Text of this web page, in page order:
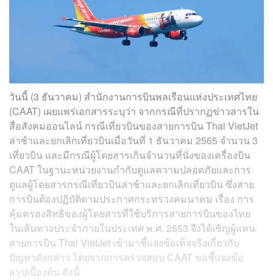
วันนี้ (3 ธันวาคม) สำนักงานการบินพลเรือนแห่งประเทศไทย
(CAAT) เผยแพร่เอกสารระบุว่า จากกรณีที่ปรากฏข่าวสารใน
สื่อสังคมออนไลน์ กรณีเที่ยวบินของสายการบิน Thai VietJet
ล่าช้าและยกเลิกเที่ยวบินเมื่อวันที่ 1 ธันวาคม 2565 จำนวน 3
เที่ยวบิน และมีกรณีผู้โดยสารเกินจำนวนที่นั่งของเครื่องบิน
CAAT ในฐานะหน่วยงานกำกับดูแลความปลอดภัยและการ
ดูแลผู้โดยสารกรณีเที่ยวบินล่าช้าและยกเลิกเที่ยวบิน ซึ่งสาย
การบินต้องปฏิบัติตามประกาศกระทรวงคมนาคม เรื่อง การ
คุ้มครองสิทธิของผู้โดยสารที่ใช้บริการสายการบินของไทย
ในเส้นทางประจำภายในประเทศ พ.ศ. 2553 จึงได้เชิญผู้แทน
สายการบิน Thai VietJet เข้ามาชี้แจงข้อเท็จจริงเกี่ยวกับ
ปัญหาดังกล่าว โดยจากการตรวจสอบ CAAT ขอชี้แจงข้อ
สรุปเบื้องต้น ดังนี้